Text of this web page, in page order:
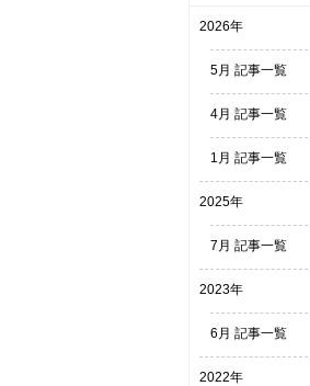
2026年
5月 記事一覧
4月 記事一覧
1月 記事一覧
2025年
7月 記事一覧
2023年
6月 記事一覧
2022年